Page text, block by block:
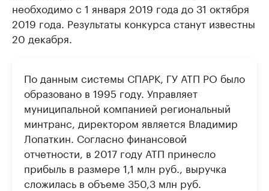
необходимо с 1 января 2019 года до 31 октября
2019 года. Результаты конкурса станут известны
20 декабря.
По данным системы СПАРК, ГУ АТП РО было
образовано в 1995 году. Управляет
муниципальной компанией региональный
минтранс, директором является Владимир
Лопаткин. Согласно финансовой
отчетности, в 2017 году АТП принесло
прибыль в размере 1,1 млн руб., выручка
сложилась в объеме 350,3 млн руб.